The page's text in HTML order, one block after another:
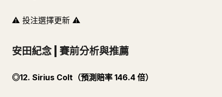
⚠️ 投注選擇更新 ⚠️
安田紀念 | 賽前分析與推薦
◎12. Sirius Colt（預測賠率 146.4 倍）